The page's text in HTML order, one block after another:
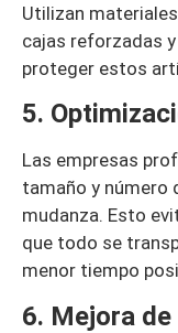
Utilizan
cajas reforzadas
proteger estos
5.
Las empresas
tamaño y número
mudanza. Esto
que todo se
menor tiempo
6. Mejora